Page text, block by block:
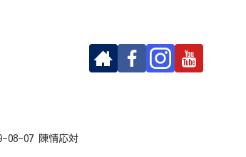
08-07 陳情応対